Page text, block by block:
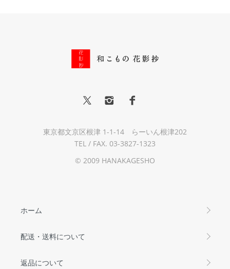
東京都文京区根津 1-1-14 らーいん根津202
TEL / FAX. 03-3827-1323
© 2009 HANAKAGESHO
ホーム
配送・送料について
返品について